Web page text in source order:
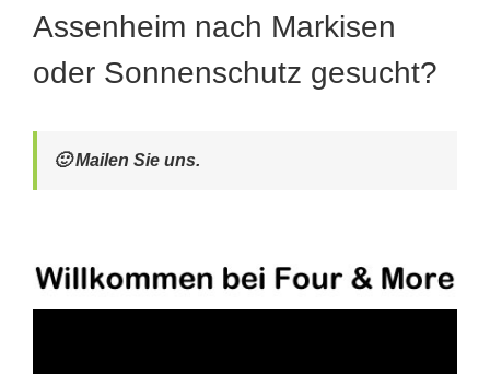
Assenheim nach Markisen
oder Sonnenschutz gesucht?
🙂 Mailen Sie uns.